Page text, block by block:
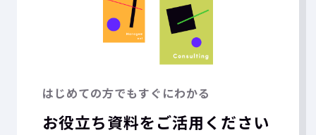
はじめての方でもすぐにわかる
お役立ち資料をご活用ください